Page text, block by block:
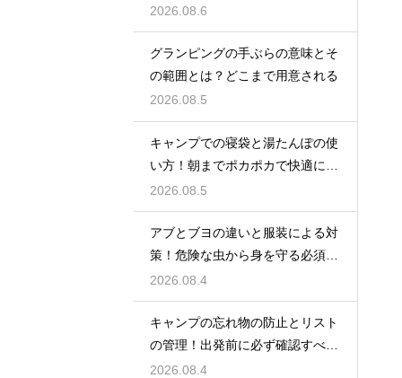
方
2026.08.6
グランピングの手ぶらの意味とそ
の範囲とは？どこまで用意される
2026.08.5
キャンプでの寝袋と湯たんぽの使
い方！朝までポカポカで快適に眠
る方法
2026.08.5
アブとブヨの違いと服装による対
策！危険な虫から身を守る必須知
識
2026.08.4
キャンプの忘れ物の防止とリスト
の管理！出発前に必ず確認すべき
持ち物
2026.08.4